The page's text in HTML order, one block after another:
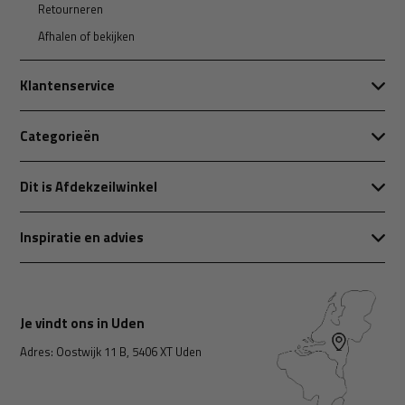
Retourneren
Afhalen of bekijken
Klantenservice
Categorieën
Dit is Afdekzeilwinkel
Inspiratie en advies
Je vindt ons in Uden
Adres: Oostwijk 11 B, 5406 XT Uden